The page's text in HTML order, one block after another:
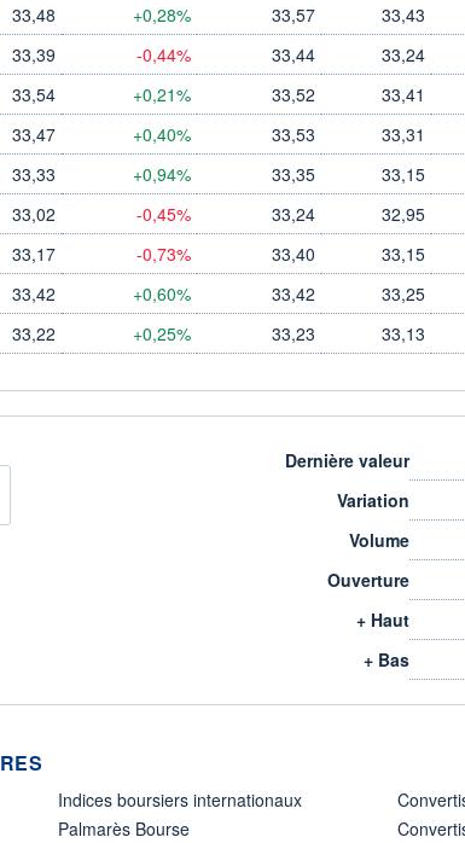
33,48 +0,28% 33,57 33,43
33,39 -0,44% 33,44 33,24
33,54 +0,21% 33,52 33,41
33,47 +0,40% 33,53 33,31
33,33 +0,94% 33,35 33,15
33,02 -0,45% 33,24 32,95
33,17 -0,73% 33,40 33,15
33,42 +0,60% 33,42 33,25
33,22 +0,25% 33,23 33,13
Dernière valeur
Variation
Volume
Ouverture
+ Haut
+ Bas
Indices boursiers internationaux
Palmarès Bourse